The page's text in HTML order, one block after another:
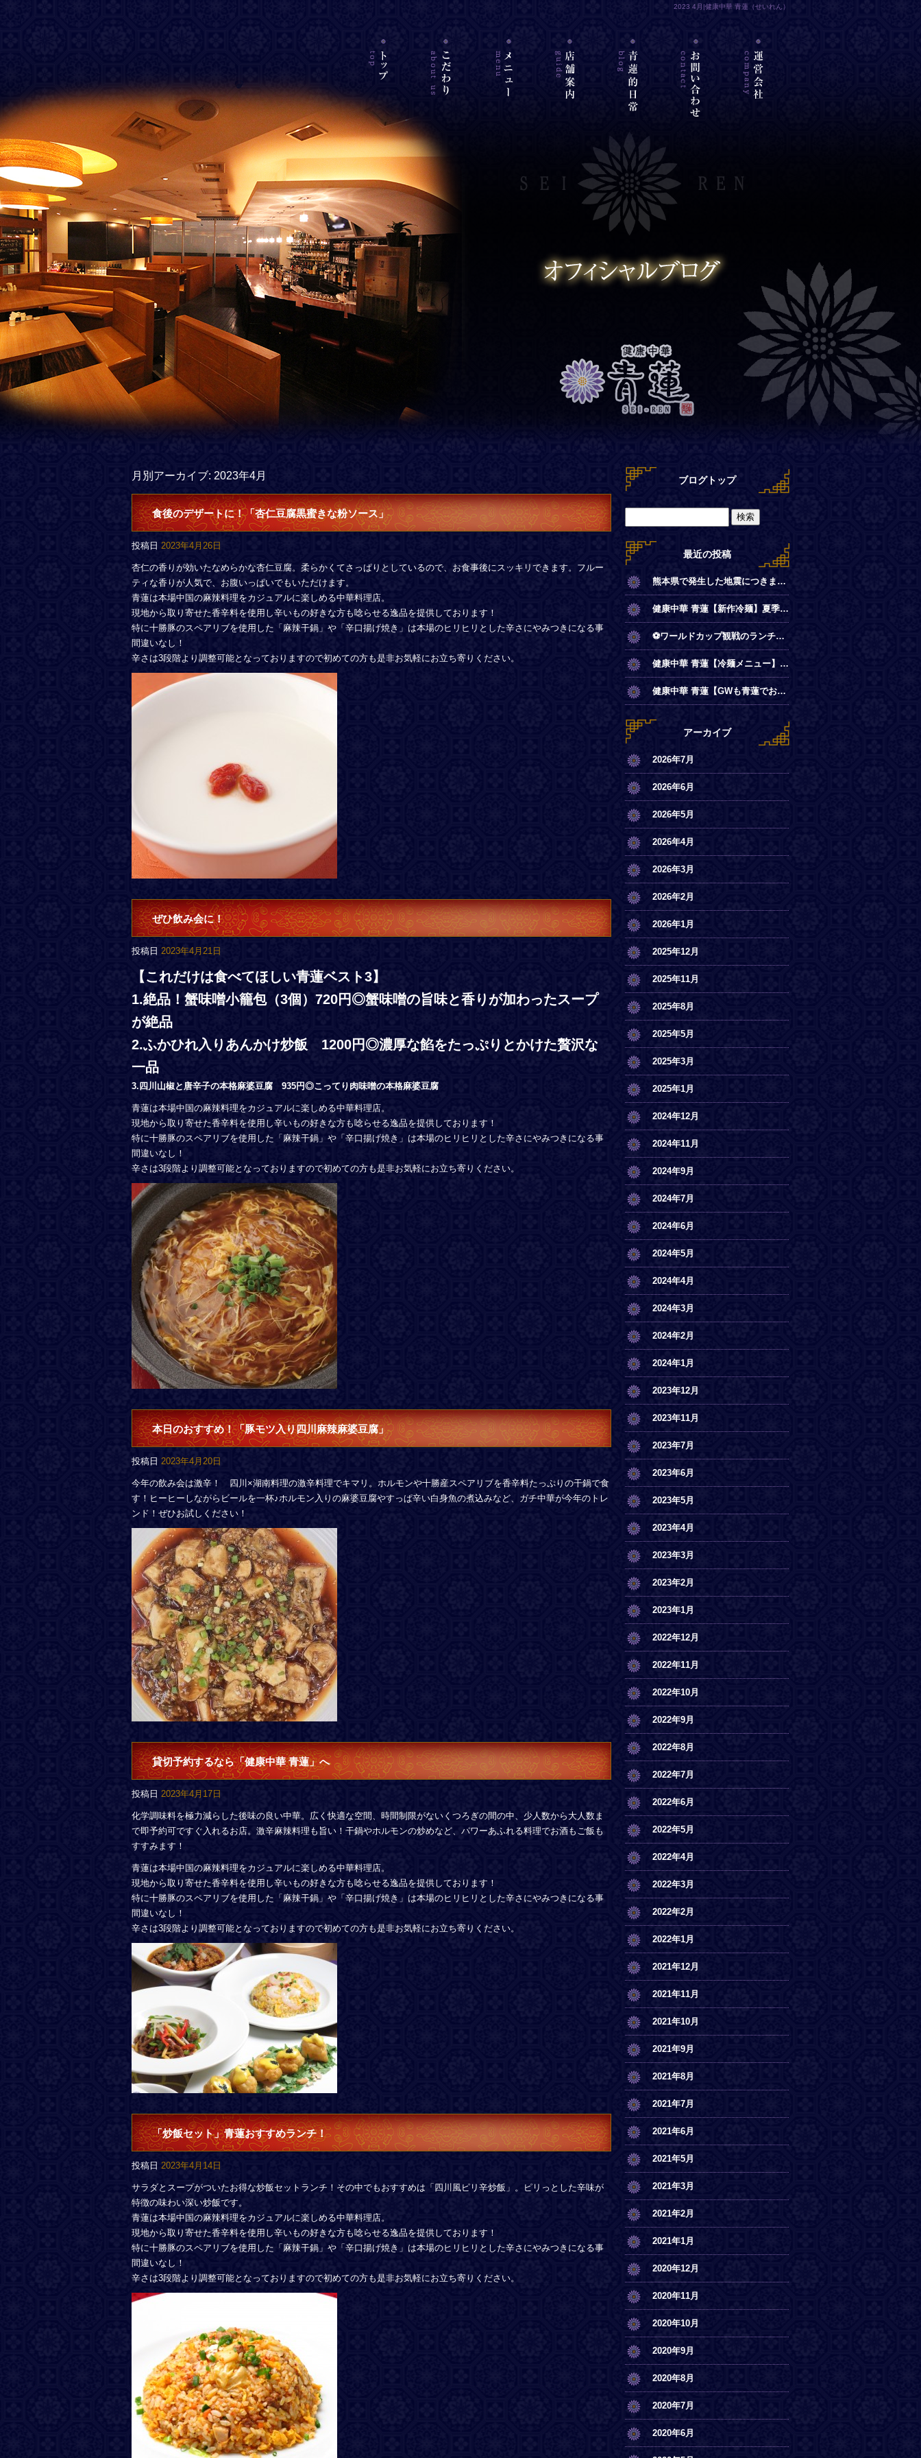
2023 4月|健康中華 青蓮（せいれん）
月別アーカイブ: 2023年4月
食後のデザートに！「杏仁豆腐黒蜜きな粉ソース」
投稿日 2023年4月26日
杏仁の香りが効いたなめらかな杏仁豆腐。柔らかくてさっぱりとしているので、お食事後にスッキリできます。フルー
ティな香りが人気で、お腹いっぱいでもいただけます。
青蓮は本場中国の麻辣料理をカジュアルに楽しめる中華料理店。
現地から取り寄せた香辛料を使用し辛いもの好きな方も唸らせる逸品を提供しております！
特に十勝豚のスペアリブを使用した「麻辣干鍋」や「辛口揚げ焼き」は本場のヒリヒリとした辛さにやみつきになる事
間違いなし！
辛さは3段階より調整可能となっておりますので初めての方も是非お気軽にお立ち寄りください。
ぜひ飲み会に！
投稿日 2023年4月21日
【これだけは食べてほしい青蓮ベスト3】
1.絶品！蟹味噌小籠包（3個）720円◎蟹味噌の旨味と香りが加わったスープ
が絶品
2.ふかひれ入りあんかけ炒飯 1200円◎濃厚な餡をたっぷりとかけた贅沢な
一品
3.四川山椒と唐辛子の本格麻婆豆腐 935円◎こってり肉味噌の本格麻婆豆腐
青蓮は本場中国の麻辣料理をカジュアルに楽しめる中華料理店。
現地から取り寄せた香辛料を使用し辛いもの好きな方も唸らせる逸品を提供しております！
特に十勝豚のスペアリブを使用した「麻辣干鍋」や「辛口揚げ焼き」は本場のヒリヒリとした辛さにやみつきになる事
間違いなし！
辛さは3段階より調整可能となっておりますので初めての方も是非お気軽にお立ち寄りください。
本日のおすすめ！「豚モツ入り四川麻辣麻婆豆腐」
投稿日 2023年4月20日
今年の飲み会は激辛！ 四川×湖南料理の激辛料理でキマリ。ホルモンや十勝産スペアリブを香辛料たっぷりの干鍋で食
す！ヒーヒーしながらビールを一杯♪ホルモン入りの麻婆豆腐やすっぱ辛い白身魚の煮込みなど、ガチ中華が今年のトレ
ンド！ぜひお試しください！
貸切予約するなら「健康中華 青蓮」へ
投稿日 2023年4月17日
化学調味料を極力減らした後味の良い中華。広く快適な空間、時間制限がないくつろぎの間の中、少人数から大人数ま
で即予約可ですぐ入れるお店。激辛麻辣料理も旨い！干鍋やホルモンの炒めなど、パワーあふれる料理でお酒もご飯も
すすみます！
青蓮は本場中国の麻辣料理をカジュアルに楽しめる中華料理店。
現地から取り寄せた香辛料を使用し辛いもの好きな方も唸らせる逸品を提供しております！
特に十勝豚のスペアリブを使用した「麻辣干鍋」や「辛口揚げ焼き」は本場のヒリヒリとした辛さにやみつきになる事
間違いなし！
辛さは3段階より調整可能となっておりますので初めての方も是非お気軽にお立ち寄りください。
「炒飯セット」青蓮おすすめランチ！
投稿日 2023年4月14日
サラダとスープがついたお得な炒飯セットランチ！その中でもおすすめは「四川風ピリ辛炒飯」。ピリっとした辛味が
特徴の味わい深い炒飯です。
青蓮は本場中国の麻辣料理をカジュアルに楽しめる中華料理店。
現地から取り寄せた香辛料を使用し辛いもの好きな方も唸らせる逸品を提供しております！
特に十勝豚のスペアリブを使用した「麻辣干鍋」や「辛口揚げ焼き」は本場のヒリヒリとした辛さにやみつきになる事
間違いなし！
辛さは3段階より調整可能となっておりますので初めての方も是非お気軽にお立ち寄りください。
ブログトップ
最近の投稿
熊本県で発生した地震につきまして
健康中華 青蓮【新作冷麺】夏季限定◎冷やし麻辣麺
⚽ワールドカップ観戦のランチは青蓮で！
健康中華 青蓮【冷麺メニュー】一部店舗にてスタート
健康中華 青蓮【GWも青蓮でお待ちしております】
アーカイブ
2026年7月
2026年6月
2026年5月
2026年4月
2026年3月
2026年2月
2026年1月
2025年12月
2025年11月
2025年8月
2025年5月
2025年3月
2025年1月
2024年12月
2024年11月
2024年9月
2024年7月
2024年6月
2024年5月
2024年4月
2024年3月
2024年2月
2024年1月
2023年12月
2023年11月
2023年7月
2023年6月
2023年5月
2023年4月
2023年3月
2023年2月
2023年1月
2022年12月
2022年11月
2022年10月
2022年9月
2022年8月
2022年7月
2022年6月
2022年5月
2022年4月
2022年3月
2022年2月
2022年1月
2021年12月
2021年11月
2021年10月
2021年9月
2021年8月
2021年7月
2021年6月
2021年5月
2021年3月
2021年2月
2021年1月
2020年12月
2020年11月
2020年10月
2020年9月
2020年8月
2020年7月
2020年6月